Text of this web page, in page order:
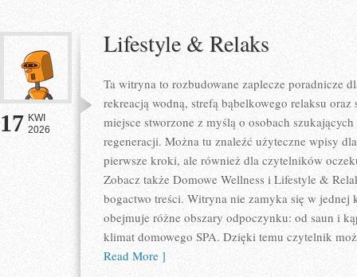
17 KWI
2026
Lifestyle & Relaks
Ta witryna to rozbudowane zaplecze poradnicze
rekreacją wodną, strefą bąbelkowego relaksu
miejsce stworzone z myślą o osobach
regeneracji. Można tu znaleźć użyteczne wpisy
pierwsze kroki, ale również dla czytelników
Zobacz także Domowe Wellness i Lifestyle &
bogactwo treści. Witryna nie zamyka się w jednej
obejmuje różne obszary odpoczynku: od saun i
klimat domowego SPA. Dzięki temu czytelnik
Read More ]